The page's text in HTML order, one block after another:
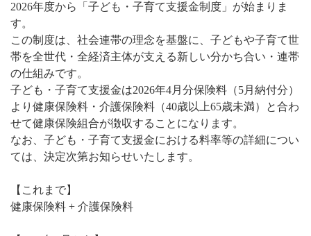
2026年度から「子ども・子育て支援金制度」が始まりま
す。
この制度は、社会連帯の理念を基盤に、子どもや子育て世
帯を全世代・全経済主体が支える新しい分かち合い・連帯
の仕組みです。
子ども・子育て支援金は2026年4月分保険料（5月納付分）
より健康保険料・介護保険料（40歳以上65歳未満）と合わ
せて健康保険組合が徴収することになります。
なお、子ども・子育て支援金における料率等の詳細につい
ては、決定次第お知らせいたします。
【これまで】
健康保険料 + 介護保険料